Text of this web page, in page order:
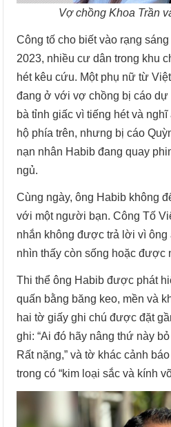
Vợ chồng Khoa Trần
Công tố cho biết vào rạng
2023, nhiều cư dân trong khu
hét kêu cứu. Một phụ nữ từ
đang ở với vợ chồng bị cáo dự
bà tỉnh giấc vì tiếng hét và
hộ phía trên, nhưng bị cáo
nạn nhân Habib đang quay
ngủ.
Cùng ngày, ông Habib không
với một người bạn. Công Tố
nhắn không được trả lời vì
nhìn thấy còn sống hoặc được
Thi thể ông Habib được phát
quấn bằng băng keo, mền và
hai tờ giấy ghi chú được đặt
ghi: “Ai đó hãy nâng thứ này
Rất nặng,” và tờ khác cảnh
trong có “kim loại sắc và kính